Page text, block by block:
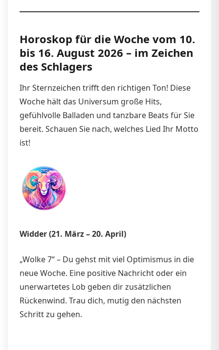
Horoskop für die Woche vom 10.
bis 16. August 2026 – im Zeichen
des Schlagers
Ihr Sternzeichen trifft den richtigen Ton! Diese
Woche hält das Universum große Hits,
gefühlvolle Balladen und tanzbare Beats für Sie
bereit. Schauen Sie nach, welches Lied Ihr Motto
ist!
Widder (21. März – 20. April)
„Wolke 7“ – Du gehst mit viel Optimismus in die
neue Woche. Eine positive Nachricht oder ein
unerwartetes Lob geben dir zusätzlichen
Rückenwind. Trau dich, mutig den nächsten
Schritt zu gehen.